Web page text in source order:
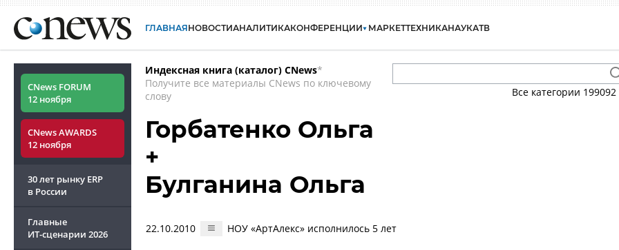
ГЛАВНАЯНОВОСТИАНАЛИТИКАКОНФЕРЕНЦИИ МАРКЕТТЕХНИКАНАУКАТВ
CNews FORUM
12 ноября
CNews AWARDS
12 ноября
30 лет рынку ERP
в России
Главные
ИТ-сценарии 2026
Индексная книга (каталог) CNews*
Получите все материалы CNews по ключевому
слову
Все категории 199092
Горбатенко Ольга
+
Булганина Ольга
22.10.2010 НОУ «АртАлекс» исполнилось 5 лет